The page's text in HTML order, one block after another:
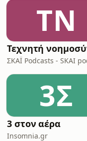
ΤΝ
3Σ
3 στον αέρα
Insomnia.gr